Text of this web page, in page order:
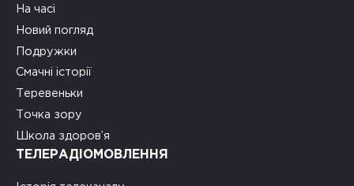
На часі
Новий погляд
Подружки
Смачні історії
Теревеньки
Точка зору
Школа здоров’я
ТЕЛЕРАДІОМОВЛЕННЯ